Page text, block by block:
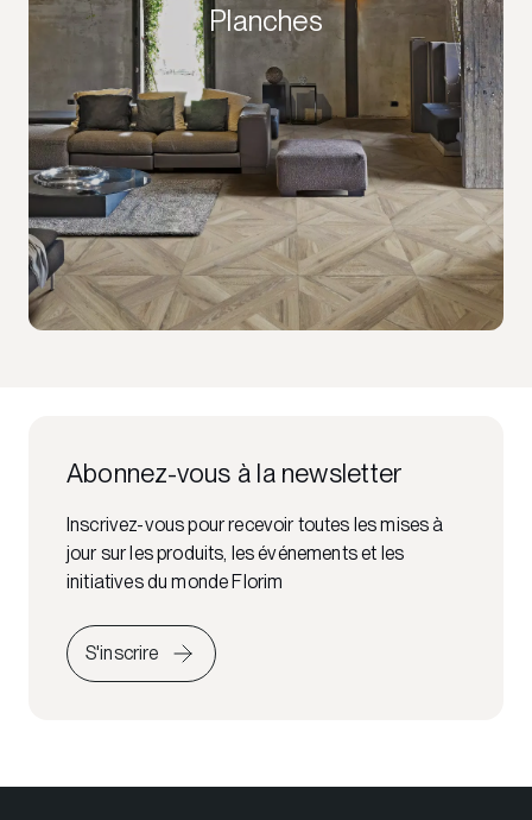
Planches
Abonnez-vous à la newsletter
Inscrivez-vous pour recevoir toutes les mises à
jour sur les produits, les événements et les
initiatives du monde Florim
S'inscrire